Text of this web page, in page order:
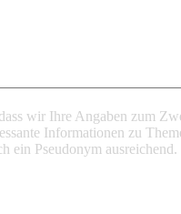
wir Ihre Angaben zum
Informationen zu
Pseudonym